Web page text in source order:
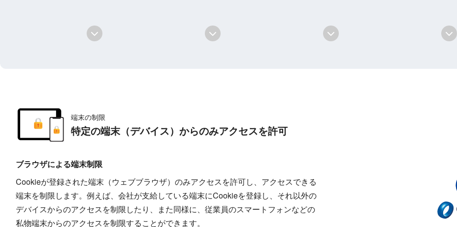
端末の制限
特定の端末（デバイス）からのみアクセスを許可
ブラウザによる端末制限
Cookieが登録された端末（ウェブブラウザ）のみアクセスを許可し、アクセスできる
端末を制限します。例えば、会社が支給している端末にCookieを登録し、それ以外の
デバイスからのアクセスを制限したり、また同様に、従業員のスマートフォンなどの
私物端末からのアクセスを制限することができます。